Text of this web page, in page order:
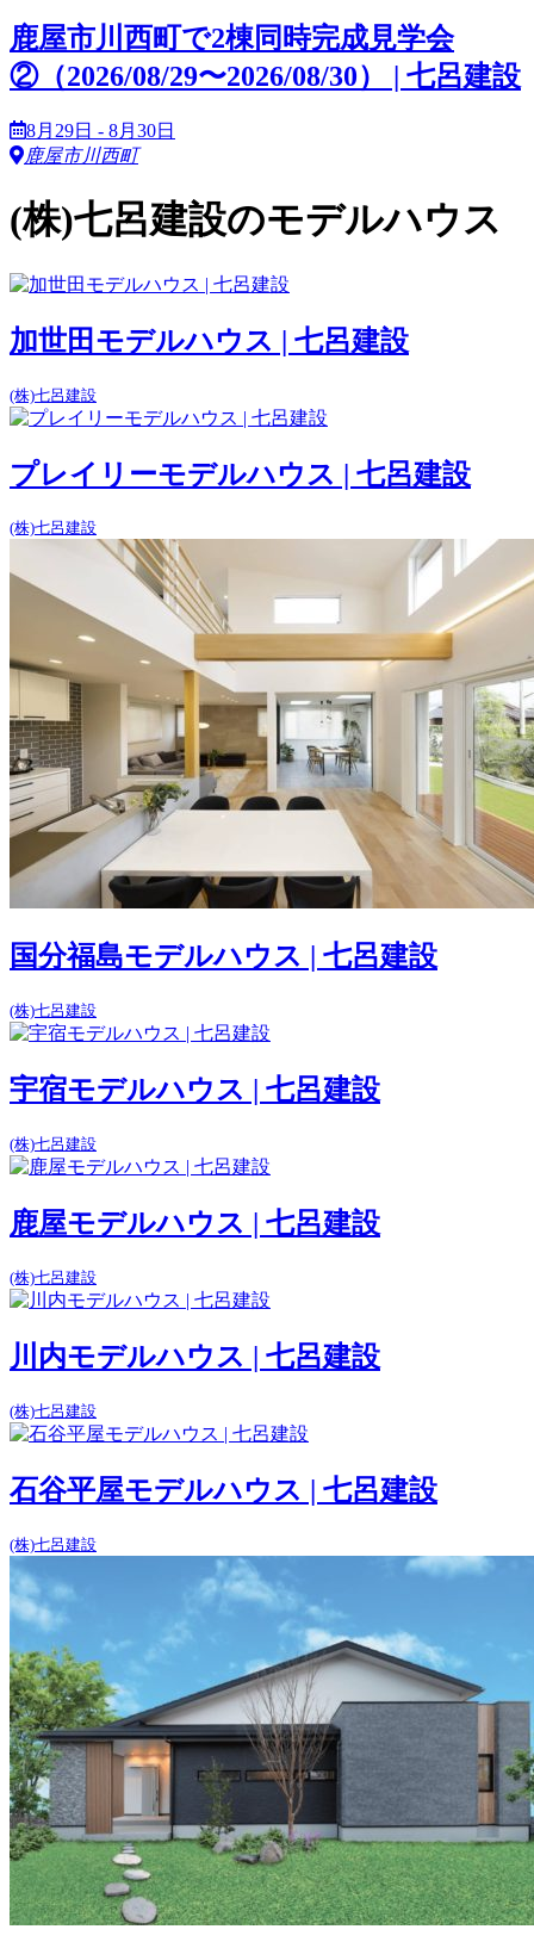
鹿屋市川西町で2棟同時完成見学会
②（2026/08/29〜2026/08/30） | 七呂建設
8月29日 - 8月30日
鹿屋市川西町
(株)七呂建設のモデルハウス
加世田モデルハウス | 七呂建設
(株)七呂建設
プレイリーモデルハウス | 七呂建設
(株)七呂建設
国分福島モデルハウス | 七呂建設
(株)七呂建設
宇宿モデルハウス | 七呂建設
(株)七呂建設
鹿屋モデルハウス | 七呂建設
(株)七呂建設
川内モデルハウス | 七呂建設
(株)七呂建設
石谷平屋モデルハウス | 七呂建設
(株)七呂建設